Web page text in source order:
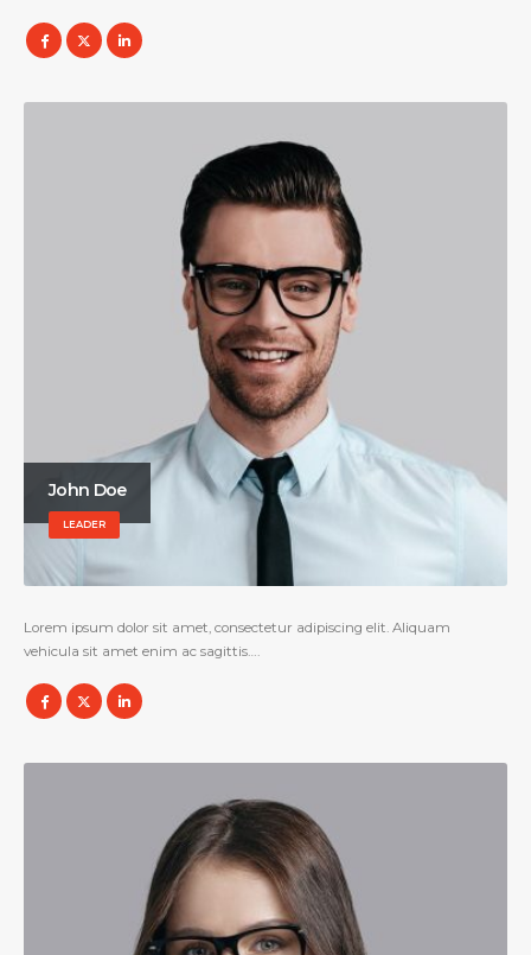
John Doe
LEADER
Lorem ipsum dolor sit amet, consectetur adipiscing elit. Aliquam
vehicula sit amet enim ac sagittis….